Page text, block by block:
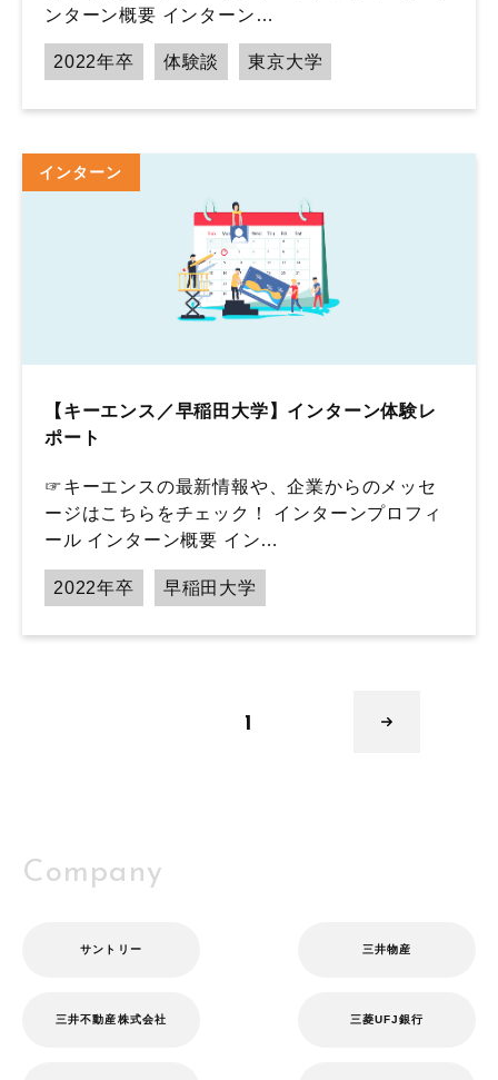
ンターン概要 インターン…
2022年卒 体験談 東京大学
インターン
【キーエンス／早稲田大学】インターン体験レ
ポート
☞キーエンスの最新情報や、企業からのメッセ
ージはこちらをチェック！ インターンプロフィ
ール インターン概要 イン…
2022年卒 早稲田大学
1
Company
サントリー 三井物産
三井不動産株式会社 三菱UFJ銀行